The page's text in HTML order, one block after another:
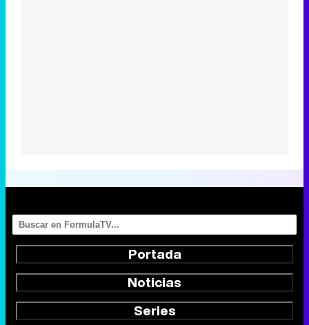
Portada
Noticias
Series